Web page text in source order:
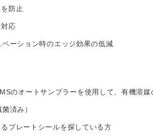
防止
応
ーション時のエッジ効果の低減
のオートサンプラーを使用して、有機溶
済み）
プレートシールを探している方